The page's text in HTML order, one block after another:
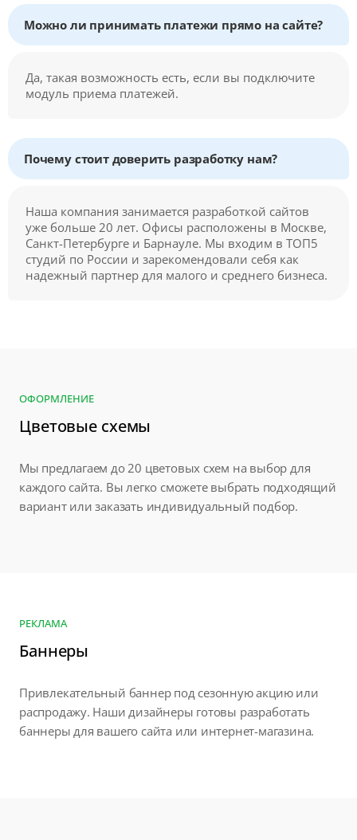
Можно ли принимать платежи прямо на сайте?
Да, такая возможность есть, если вы подключите
модуль приема платежей.
Почему стоит доверить разработку нам?
Наша компания занимается разработкой сайтов
уже больше 20 лет. Офисы расположены в Москве,
Санкт-Петербурге и Барнауле. Мы входим в ТОП5
студий по России и зарекомендовали себя как
надежный партнер для малого и среднего бизнеса.
ОФОРМЛЕНИЕ
Цветовые схемы
Мы предлагаем до 20 цветовых схем на выбор для
каждого сайта. Вы легко сможете выбрать подходящий
вариант или заказать индивидуальный подбор.
РЕКЛАМА
Баннеры
Привлекательный баннер под сезонную акцию или
распродажу. Наши дизайнеры готовы разработать
баннеры для вашего сайта или интернет-магазина.